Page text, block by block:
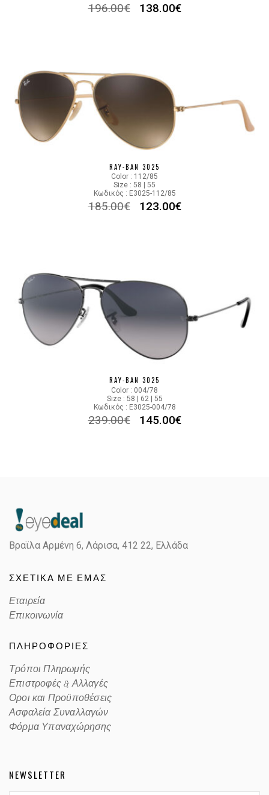
196.00€ 138.00€
RAY-BAN 3025
Color : 112/85
Size : 58 | 55
Κωδικός : E3025-112/85
185.00€ 123.00€
RAY-BAN 3025
Color : 004/78
Size : 58 | 62 | 55
Κωδικός : E3025-004/78
239.00€ 145.00€
Βραϊλα Αρμένη 6, Λάρισα, 412 22, Ελλάδα
ΣΧΕΤΙΚΑ ΜΕ ΕΜΑΣ
Εταιρεία
Επικοινωνία
ΠΛΗΡΟΦΟΡΙΕΣ
Τρόποι Πληρωμής
Επιστροφές & Αλλαγές
Οροι και Προϋποθέσεις
Ασφαλεία Συναλλαγών
Φόρμα Υπαναχώρησης
NEWSLETTER